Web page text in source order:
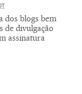
dos blogs bem
de divulgação
assinatura